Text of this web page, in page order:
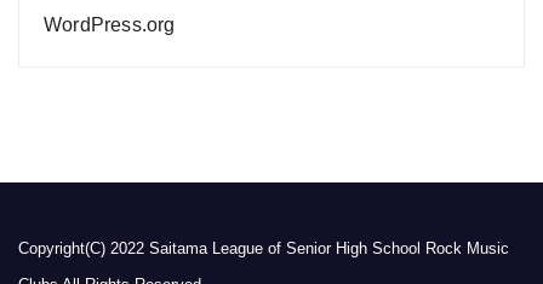
WordPress.org
Copyright(C) 2022 Saitama League of Senior High School Rock Music